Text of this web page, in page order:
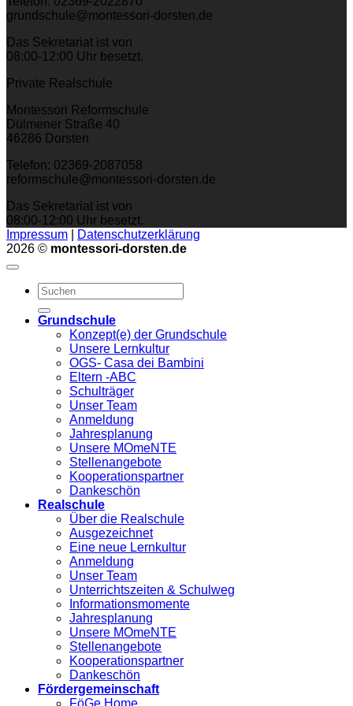
grundschule@montessori-dorsten.de
Das Sekretariat ist von
08:00-12:00 Uhr besetzt.
Private Realschule
Montessori Reformschule
Dülmener Straße 40
46286 Dorsten
Telefon: 02369-2087058
reformschule@montessori-dorsten.de
Das Sekretariat ist von
08:00-12:00 Uhr besetzt.
Impressum
Datenschutzerklärung
2026 © montessori-dorsten.de
Grundschule
Konzept(e) der Grundschule
Unsere Lernkultur
OGS- Casa dei Bambini
Eltern -ABC
Schulträger
Unser Team
Anmeldung
Jahresplanung
Unsere MOmeNTE
Stellenangebote
Kooperationspartner
Dankeschön
Realschule
Über die Realschule
Ausgezeichnet
Eine neue Lernkultur
Anmeldung
Unser Team
Unterrichtszeiten & Schulweg
Informationsmomente
Jahresplanung
Unsere MOmeNTE
Stellenangebote
Kooperationspartner
Dankeschön
Fördergemeinschaft